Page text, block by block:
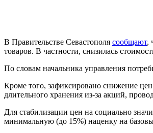
В Правительстве Севастополя сообщают,
товаров. В частности, снизилась
По словам начальника управления
Кроме того, зафиксировано снижение
длительного хранения из-за акций,
Для стабилизации цен на социально
минимальную (до 15%) наценку на